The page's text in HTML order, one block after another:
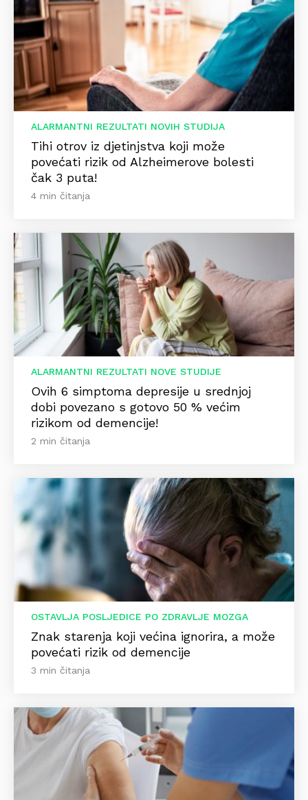
ALARMANTNI REZULTATI NOVIH STUDIJA
Tihi otrov iz djetinjstva koji može
povećati rizik od Alzheimerove bolesti
čak 3 puta!
4 min čitanja
ALARMANTNI REZULTATI NOVE STUDIJE
Ovih 6 simptoma depresije u srednjoj
dobi povezano s gotovo 50 % većim
rizikom od demencije!
2 min čitanja
OSTAVLJA POSLJEDICE PO ZDRAVLJE MOZGA
Znak starenja koji većina ignorira, a može
povećati rizik od demencije
3 min čitanja